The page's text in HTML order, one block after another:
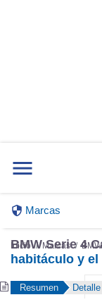
Marcas
Inicio Marcas BMW
BMW Serie 4
habitáculo y
Resumen Detalle